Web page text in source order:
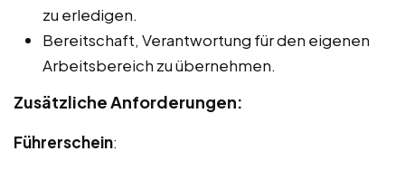
zu erledigen.
Bereitschaft, Verantwortung für den eigenen
Arbeitsbereich zu übernehmen.
Zusätzliche Anforderungen:
Führerschein: